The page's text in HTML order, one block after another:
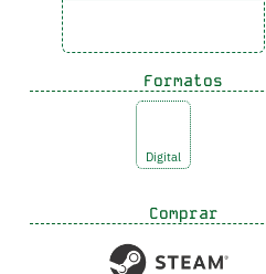
Formatos
Digital
Comprar